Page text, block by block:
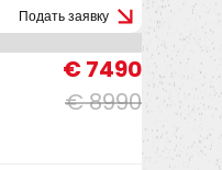
Подать заявку
€ 8990
€ 7490